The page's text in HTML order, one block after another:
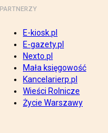
PARTNERZY
E-kiosk.pl
E-gazety.pl
Nexto.pl
Mała księgowość
Kancelarierp.pl
Wieści Rolnicze
Życie Warszawy